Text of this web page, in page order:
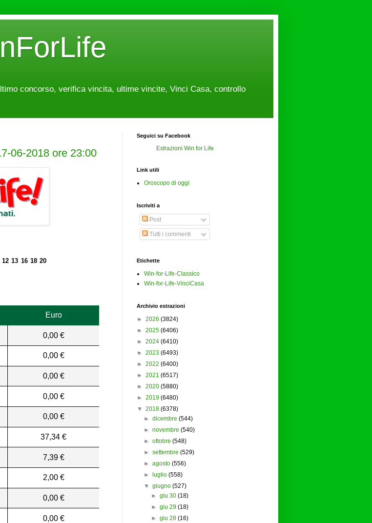
concorso, verifica vincita, ultime vincite, Vinci Casa, controllo
06-2018 ore 23:00
13 16 18 20
Euro
0,00 €
0,00 €
0,00 €
0,00 €
0,00 €
37,34 €
7,39 €
2,00 €
0,00 €
0,00 €
Seguici su Facebook
Estrazioni Win for Life
Link utili
Oroscopo di oggi
Iscriviti a
Post
Tutti i commenti
Etichette
Win-for-Life-Classico
Win-for-Life-VinciCasa
Archivio estrazioni
► 2026 (3824)
► 2025 (6406)
► 2024 (6410)
► 2023 (6493)
► 2022 (6400)
► 2021 (6517)
► 2020 (5880)
► 2019 (6480)
▼ 2018 (6378)
►dicembre (544)
►novembre (540)
►ottobre (548)
►settembre (529)
►agosto (556)
►
luglio (558)
▼ giugno (527)
► giu 30 (18)
► giu 29 (18)
► giu 28 (16)